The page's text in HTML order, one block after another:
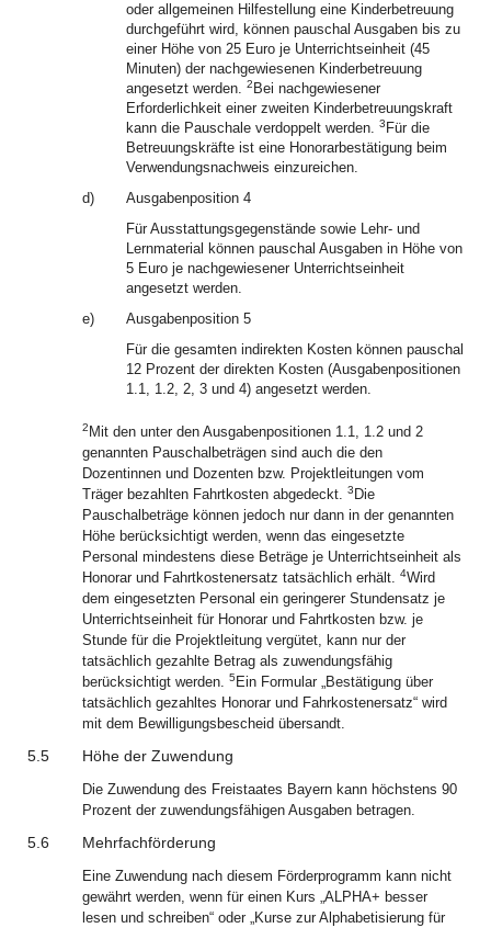
oder allgemeinen Hilfestellung eine Kinderbetreuung
durchgeführt wird, können pauschal Ausgaben bis zu
einer Höhe von 25 Euro je Unterrichtseinheit (45
Minuten) der nachgewiesenen Kinderbetreuung
angesetzt werden. 2 Bei nachgewiesener
Erforderlichkeit einer zweiten Kinderbetreuungskraft
kann die Pauschale verdoppelt werden. 3 Für die
Betreuungskräfte ist eine Honorarbestätigung beim
Verwendungsnachweis einzureichen.
d)
Ausgabenposition 4
Für Ausstattungsgegenstände sowie Lehr- und
Lernmaterial können pauschal Ausgaben in Höhe von
5 Euro je nachgewiesener Unterrichtseinheit
angesetzt werden.
e)
Ausgabenposition 5
Für die gesamten indirekten Kosten können pauschal
12 Prozent der direkten Kosten (Ausgabenpositionen
1.1, 1.2, 2, 3 und 4) angesetzt werden.
2 Mit den unter den Ausgabenpositionen 1.1, 1.2 und 2
genannten Pauschalbeträgen sind auch die den
Dozentinnen und Dozenten bzw. Projektleitungen vom
Träger bezahlten Fahrtkosten abgedeckt. 3 Die
Pauschalbeträge können jedoch nur dann in der genannten
Höhe berücksichtigt werden, wenn das eingesetzte
Personal mindestens diese Beträge je Unterrichtseinheit als
Honorar und Fahrtkostenersatz tatsächlich erhält. 4Wird
dem eingesetzten Personal ein geringerer Stundensatz je
Unterrichtseinheit für Honorar und Fahrtkosten bzw. je
Stunde für die Projektleitung vergütet, kann nur der
tatsächlich gezahlte Betrag als zuwendungsfähig
berücksichtigt werden. 5 Ein Formular „Bestätigung über
tatsächlich gezahltes Honorar und Fahrkostenersatz“ wird
mit dem Bewilligungsbescheid übersandt.
5.5 Höhe der Zuwendung
Die Zuwendung des Freistaates Bayern kann höchstens 90
Prozent der zuwendungsfähigen Ausgaben betragen.
5.6 Mehrfachförderung
Eine Zuwendung nach diesem Förderprogramm kann nicht
gewährt werden, wenn für einen Kurs „ALPHA+ besser
lesen und schreiben“ oder „Kurse zur Alphabetisierung für